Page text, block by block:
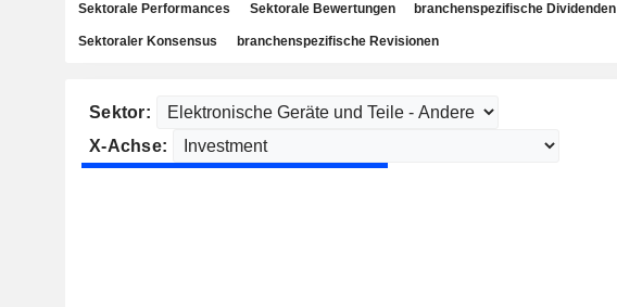
Sektorale Performances Sektorale Bewertungen branchenspezifische Dividenden
Sektoraler Konsensus branchenspezifische Revisionen
Sektor:
X-Achse: